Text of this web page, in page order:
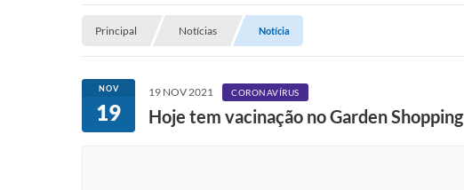
Principal Notícias Notícia
NOV
19
19 NOV 2021 CORONAVÍRUS
Hoje tem vacinação no Garden Shopping